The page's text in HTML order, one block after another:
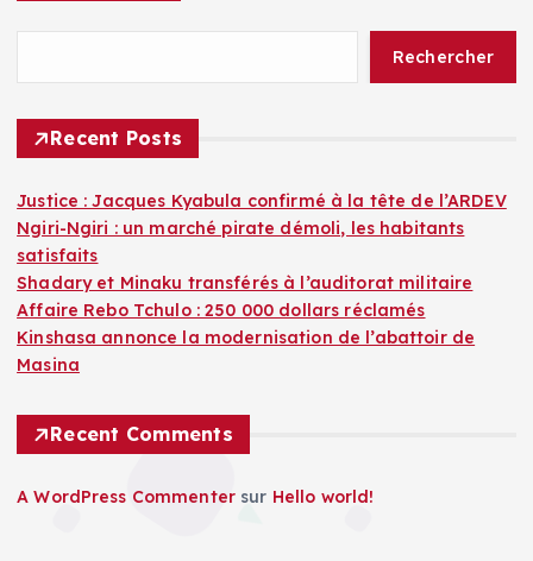
Rechercher
Recent Posts
Justice : Jacques Kyabula confirmé à la tête de l’ARDEV
Ngiri-Ngiri : un marché pirate démoli, les habitants
satisfaits
Shadary et Minaku transférés à l’auditorat militaire
Affaire Rebo Tchulo : 250 000 dollars réclamés
Kinshasa annonce la modernisation de l’abattoir de
Masina
Recent Comments
A WordPress Commenter sur Hello world!